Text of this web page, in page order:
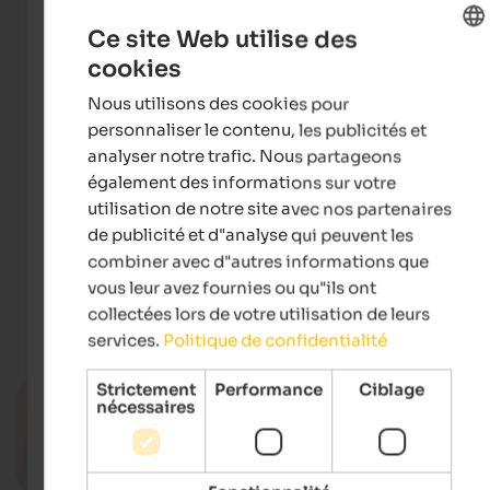
Seiser Alm Marketing - Fabian Dalpiaz
Événementsat Seiser Alm-Schlern
17.08.2026, 24.08.2026, …
Heilig Kreuz parish church - Seis am
Ce site Web utilise des
cookies
Nous utilisons des cookies pour
personnaliser le contenu, les publicités et
analyser notre trafic. Nous partageons
également des informations sur votre
utilisation de notre site avec nos partenaires
de publicité et d"analyse qui peuvent les
combiner avec d"autres informations que
vous leur avez fournies ou qu"ils ont
collectées lors de votre utilisation de leurs
services. Politique de confidentialité
Strictement
nécessaires
Performance Ciblage